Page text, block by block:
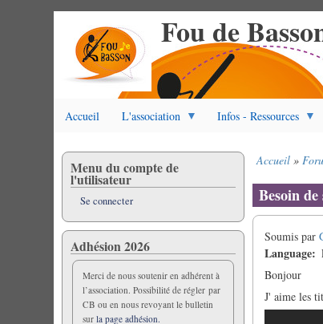
Fou de
Accueil L'association Infos - Ressources
d'Ariane
Accueil
Besoin
Soumis par
Language
Bonjour
J' aime les
Menu du compte de
l'utilisateur
Se connecter
Adhésion 2026
Merci de nous soutenir en adhérent à
l’association. Possibilité de régler par
CB ou en nous revoyant le bulletin
surla page adhésion.